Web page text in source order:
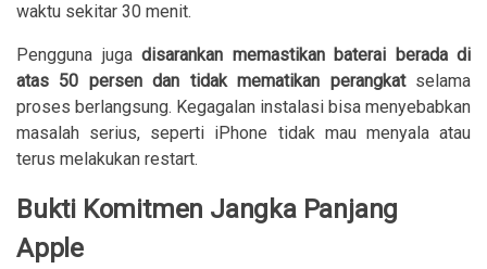
waktu sekitar 30 menit.
Pengguna juga disarankan memastikan baterai berada di
atas 50 persen dan tidak mematikan perangkatselama
proses berlangsung. Kegagalan instalasi bisa menyebabkan
masalah serius, seperti iPhone tidak mau menyala atau
terus melakukan restart.
Bukti Komitmen Jangka Panjang
Apple